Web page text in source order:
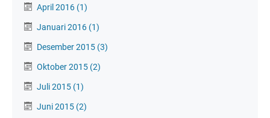
April 2016 (1)
Januari 2016 (1)
Desember 2015 (3)
Oktober 2015 (2)
Juli 2015 (1)
Juni 2015 (2)